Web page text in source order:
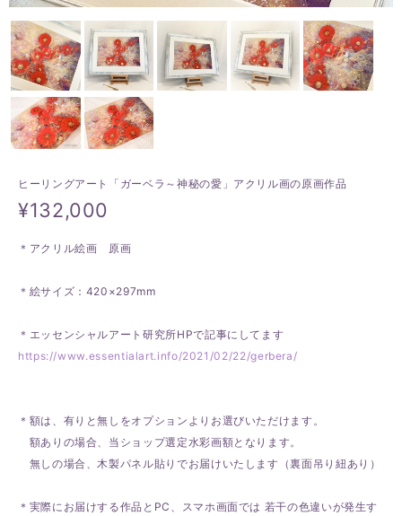
ヒーリングアート「ガーベラ～神秘の愛」アクリル画の原画作品
¥132,000
＊アクリル絵画 原画
＊絵サイズ：420×297mm
＊エッセンシャルアート研究所HPで記事にしてます
https://www.essentialart.info/2021/02/22/gerbera/
＊額は、有りと無しをオプションよりお選びいただけます。
額ありの場合、当ショップ選定水彩画額となります。
無しの場合、木製パネル貼りでお届けいたします（裏面吊り紐あり）
＊実際にお届けする作品とPC、スマホ画面では 若干の色違いが発生す